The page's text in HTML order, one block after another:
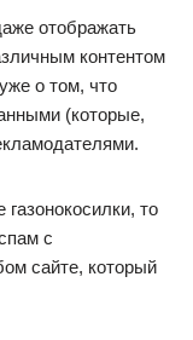
отображать
контентом
о том, что
(которые,
то
с
сайте, который